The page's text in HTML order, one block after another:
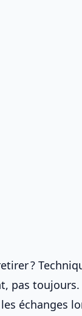
?
pas
échanges